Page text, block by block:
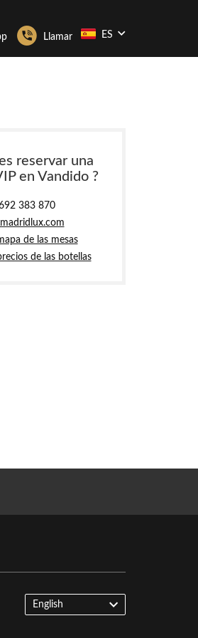
Llamar ES
reservar una
en Vandido ?
383 870
de las mesas
de las botellas
English